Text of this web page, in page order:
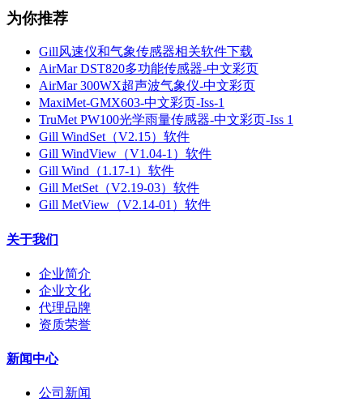
为你推荐
Gill风速仪和气象传感器相关软件下载
AirMar DST820多功能传感器-中文彩页
AirMar 300WX超声波气象仪-中文彩页
MaxiMet-GMX603-中文彩页-Iss-1
TruMet PW100光学雨量传感器-中文彩页-Iss 1
Gill WindSet（V2.15）软件
Gill WindView（V1.04-1）软件
Gill Wind（1.17-1）软件
Gill MetSet（V2.19-03）软件
Gill MetView（V2.14-01）软件
关于我们
企业简介
企业文化
代理品牌
资质荣誉
新闻中心
公司新闻